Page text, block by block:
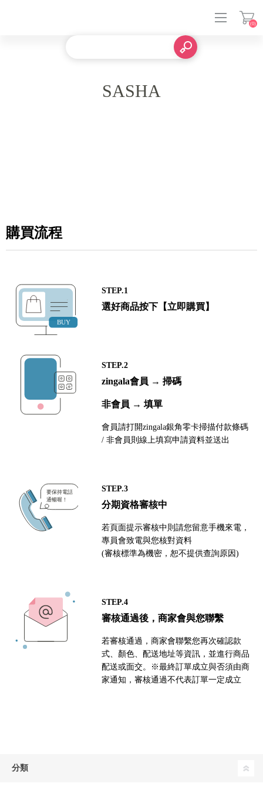
(0)
SASHA
購買流程
STEP.1
選好商品按下【立即購買】
STEP.2
zingala會員 → 掃碼
非會員 → 填單
會員請打開zingala銀角零卡掃描付款條碼
/ 非會員則線上填寫申請資料並送出
STEP.3
分期資格審核中
若頁面提示審核中則請您留意手機來電，
專員會致電與您核對資料
(審核標準為機密，恕不提供查詢原因)
STEP.4
審核通過後，商家會與您聯繫
若審核通過，商家會聯繫您再次確認款
式、顏色、配送地址等資訊，並進行商品
配送或面交。※最終訂單成立與否須由商
家通知，審核通過不代表訂單一定成立
分類